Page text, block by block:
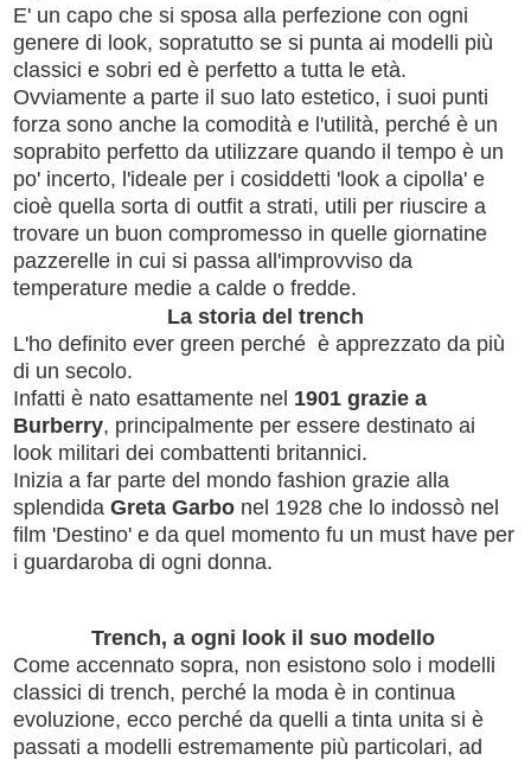
E' un capo che si sposa alla perfezione con ogni
genere di look, sopratutto se si punta ai modelli più
classici e sobri ed è perfetto a tutta le età.
Ovviamente a parte il suo lato estetico, i suoi punti
forza sono anche la comodità e l'utilità, perché è un
soprabito perfetto da utilizzare quando il tempo è un
po' incerto, l'ideale per i cosiddetti 'look a cipolla' e
cioè quella sorta di outfit a strati, utili per riuscire a
trovare un buon compromesso in quelle giornatine
pazzerelle in cui si passa all'improvviso da
temperature medie a calde o fredde.
La storia del trench
L'ho definito ever green perché è apprezzato da più
di un secolo.
Infatti è nato esattamente nel 1901 grazie a
Burberry, principalmente per essere destinato ai
look militari dei combattenti britannici.
Inizia a far parte del mondo fashion grazie alla
splendida Greta Garbo nel 1928 che lo indossò nel
film 'Destino' e da quel momento fu un must have per
i guardaroba di ogni donna.
Trench, a ogni look il suo modello
Come accennato sopra, non esistono solo i modelli
classici di trench, perché la moda è in continua
evoluzione, ecco perché da quelli a tinta unita si è
passati a modelli estremamente più particolari, ad